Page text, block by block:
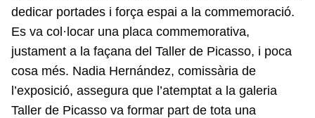
dedicar portades i força espai a la commemoració.
Es va col·locar una placa commemorativa,
justament a la façana del Taller de Picasso, i poca
cosa més. Nadia Hernández, comissària de
l’exposició, assegura que l’atemptat a la galeria
Taller de Picasso va formar part de tota una